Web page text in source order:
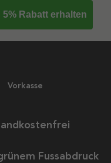
5% Rabatt erhalten
Vorkasse
Fussabdruck